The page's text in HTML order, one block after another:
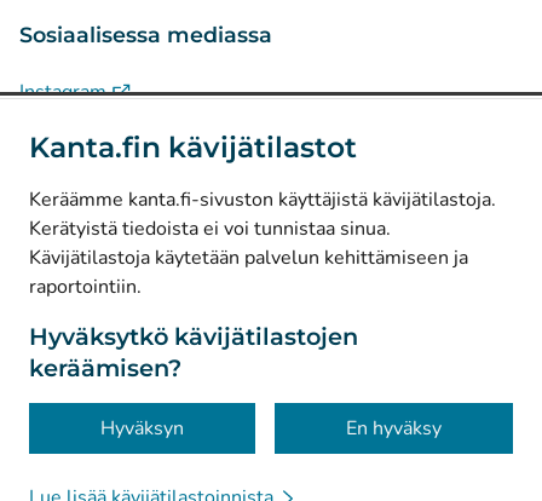
Kanta.fin kävijätilastot
Keräämme kanta.fi-sivuston käyttäjistä kävijätilastoja.
Kerätyistä tiedoista ei voi tunnistaa sinua.
Kävijätilastoja käytetään palvelun kehittämiseen ja
raportointiin.
Hyväksytkö kävijätilastojen
keräämisen?
Hyväksyn En hyväksy
Sosiaalisessa mediassa
Instagram(Avautuu uuteen välilehteen)
Facebook(Avautuu uuteen välilehteen)
© Kanta-Palvelut, Kansaneläkelaitos
Tietosuoja
Tietoa sivustosta
Saavutettavuus
Evästeet